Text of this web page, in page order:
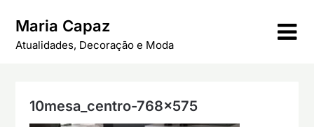
content
Maria Capaz
Atualidades, Decoração e Moda
10mesa_centro-768×575